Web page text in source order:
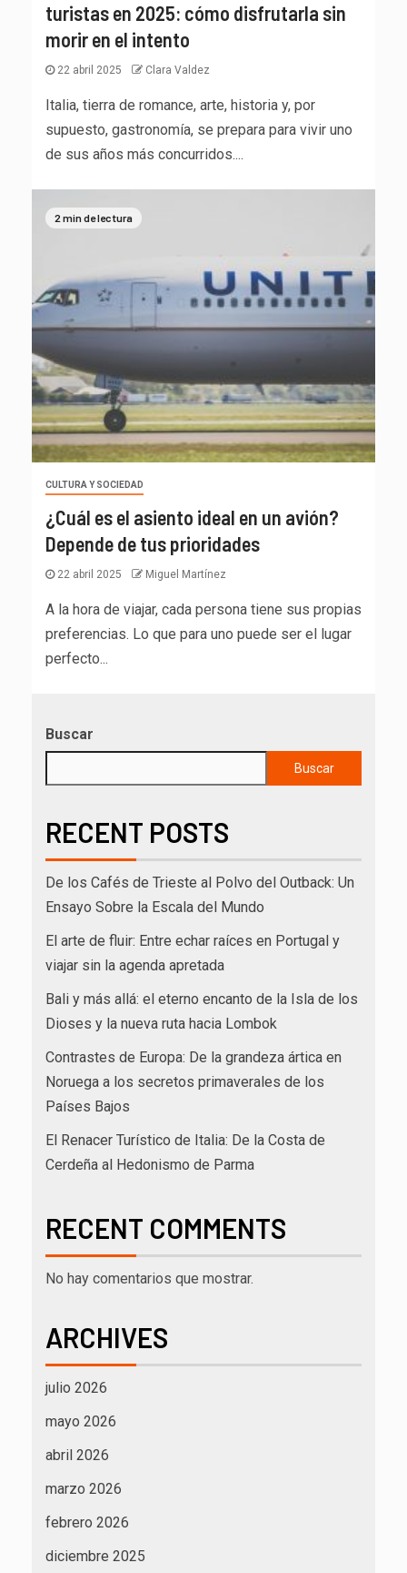
turistas en 2025: cómo disfrutarla sin
morir en el intento
22 abril 2025 Clara Valdez
Italia, tierra de romance, arte, historia y, por
supuesto, gastronomía, se prepara para vivir uno
de sus años más concurridos....
2 min de lectura
CULTURA Y SOCIEDAD
¿Cuál es el asiento ideal en un avión?
Depende de tus prioridades
22 abril 2025 Miguel Martínez
A la hora de viajar, cada persona tiene sus propias
preferencias. Lo que para uno puede ser el lugar
perfecto...
Buscar
Buscar
RECENT POSTS
De los Cafés de Trieste al Polvo del Outback: Un
Ensayo Sobre la Escala del Mundo
El arte de fluir: Entre echar raíces en Portugal y
viajar sin la agenda apretada
Bali y más allá: el eterno encanto de la Isla de los
Dioses y la nueva ruta hacia Lombok
Contrastes de Europa: De la grandeza ártica en
Noruega a los secretos primaverales de los
Países Bajos
El Renacer Turístico de Italia: De la Costa de
Cerdeña al Hedonismo de Parma
RECENT COMMENTS
No hay comentarios que mostrar.
ARCHIVES
julio 2026
mayo 2026
abril 2026
marzo 2026
febrero 2026
diciembre 2025